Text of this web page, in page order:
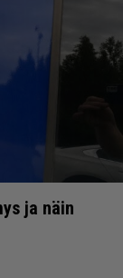
ja näin